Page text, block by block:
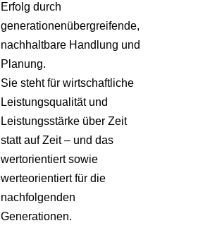
Erfolg durch
generationenübergreifende,
nachhaltbare Handlung und
Planung.
Sie steht für wirtschaftliche
Leistungsqualität und
Leistungsstärke über Zeit
statt auf Zeit – und das
wertorientiert sowie
werteorientiert für die
nachfolgenden
Generationen.